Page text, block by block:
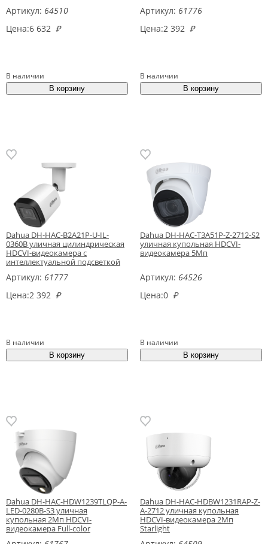
Артикул: 64510
Цена:6 632 ₽
В наличии
Артикул: 61776
Цена:2 392 ₽
В наличии
Dahua DH-HAC-B2A21P-U-IL-
0360B уличная цилиндрическая
HDCVI-видеокамера с
интеллектуальной подсветкой
Артикул: 61777
Цена:2 392 ₽
В наличии
Dahua DH-HAC-T3A51P-Z-2712-S2
уличная купольная HDCVI-
видеокамера 5Мп
Артикул: 64526
Цена:0 ₽
В наличии
Dahua DH-HAC-HDW1239TLQP-A-
LED-0280B-S3 уличная
купольная 2Мп HDCVI-
видеокамера Full-color
Dahua DH-HAC-HDBW1231RAP-Z-
A-2712 уличная купольная
HDCVI-видеокамера 2Mп
Starlight